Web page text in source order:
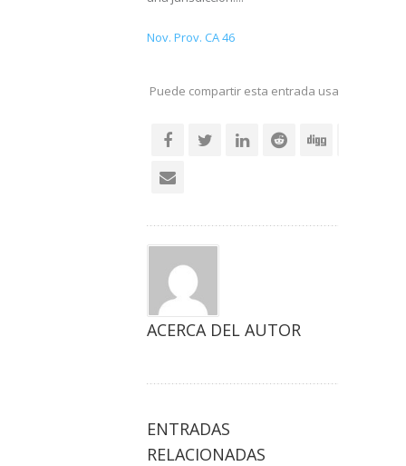
Nov. Prov. CA 46
Puede compartir esta entrada usando sus
ACERCA DEL AUTOR
ENTRADAS
RELACIONADAS